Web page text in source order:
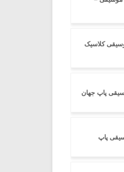
کلاسیک
پاپ جهان
پاپ